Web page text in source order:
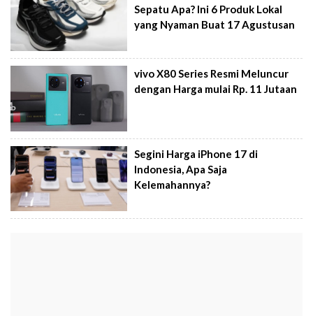
Sepatu Apa? Ini 6 Produk Lokal
yang Nyaman Buat 17 Agustusan
vivo X80 Series Resmi Meluncur
dengan Harga mulai Rp. 11 Jutaan
Segini Harga iPhone 17 di
Indonesia, Apa Saja
Kelemahannya?